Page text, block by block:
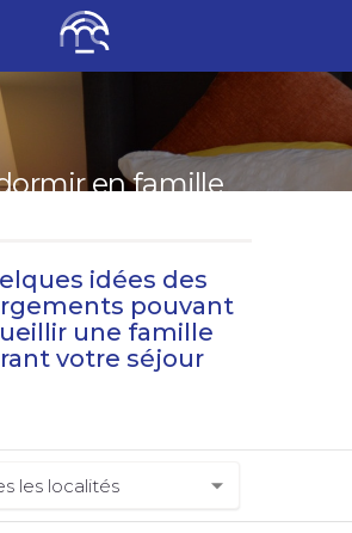
en famille
idées des
pouvant
une famille
votre séjour